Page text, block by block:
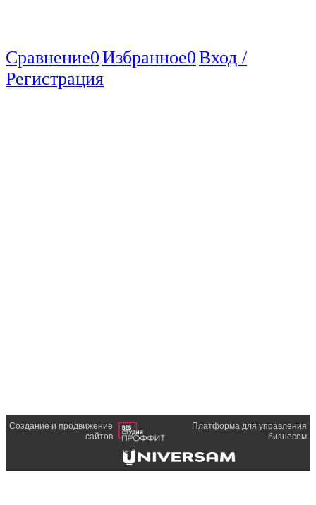
Сравнение0Избранное0Вход /
Регистрация
Создание и продвижение
сайтов
Платформа для управления
бизнесом